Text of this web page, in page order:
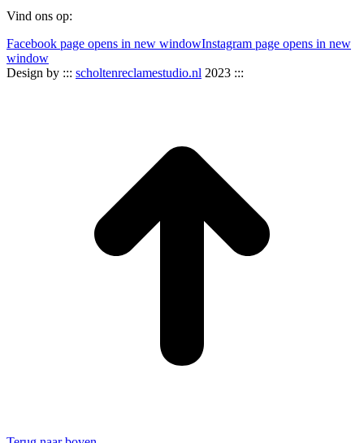
Vind ons op:
Facebook page opens in new windowInstagram page opens in new
window
Design by ::: scholtenreclamestudio.nl 2023 :::